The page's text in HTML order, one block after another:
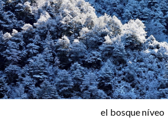
el bosque níveo